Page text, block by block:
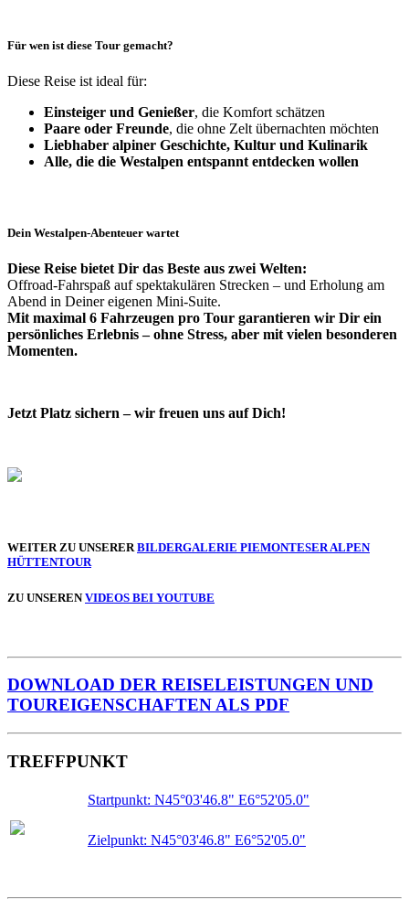
Für wen ist diese Tour gemacht?
Diese Reise ist ideal für:
Einsteiger und Genießer, die Komfort schätzen
Paare oder Freunde, die ohne Zelt übernachten möchten
Liebhaber alpiner Geschichte, Kultur und Kulinarik
Alle, die die Westalpen entspannt entdecken wollen
Dein Westalpen-Abenteuer wartet
Diese Reise bietet Dir das Beste aus zwei Welten:
Offroad-Fahrspaß auf spektakulären Strecken – und Erholung am
Abend in Deiner eigenen Mini-Suite.
Mit maximal 6 Fahrzeugen pro Tour garantieren wir Dir ein
persönliches Erlebnis – ohne Stress, aber mit vielen besonderen
Momenten.
Jetzt Platz sichern – wir freuen uns auf Dich!
WEITER ZU UNSERERBILDERGALERIE PIEMONTESER ALPEN
HÜTTENTOUR
ZU UNSERENVIDEOS BEI YOUTUBE
DOWNLOAD DER REISELEISTUNGEN UND
TOUREIGENSCHAFTEN ALS PDF
TREFFPUNKT
Startpunkt: N45°03'46.8" E6°52'05.0"
Zielpunkt: N45°03'46.8" E6°52'05.0"